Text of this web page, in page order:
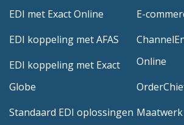
EDI met Exact Online
EDI koppeling met AFAS
EDI koppeling met Exact
Globe
Standaard EDI oplossingen
E-
Online